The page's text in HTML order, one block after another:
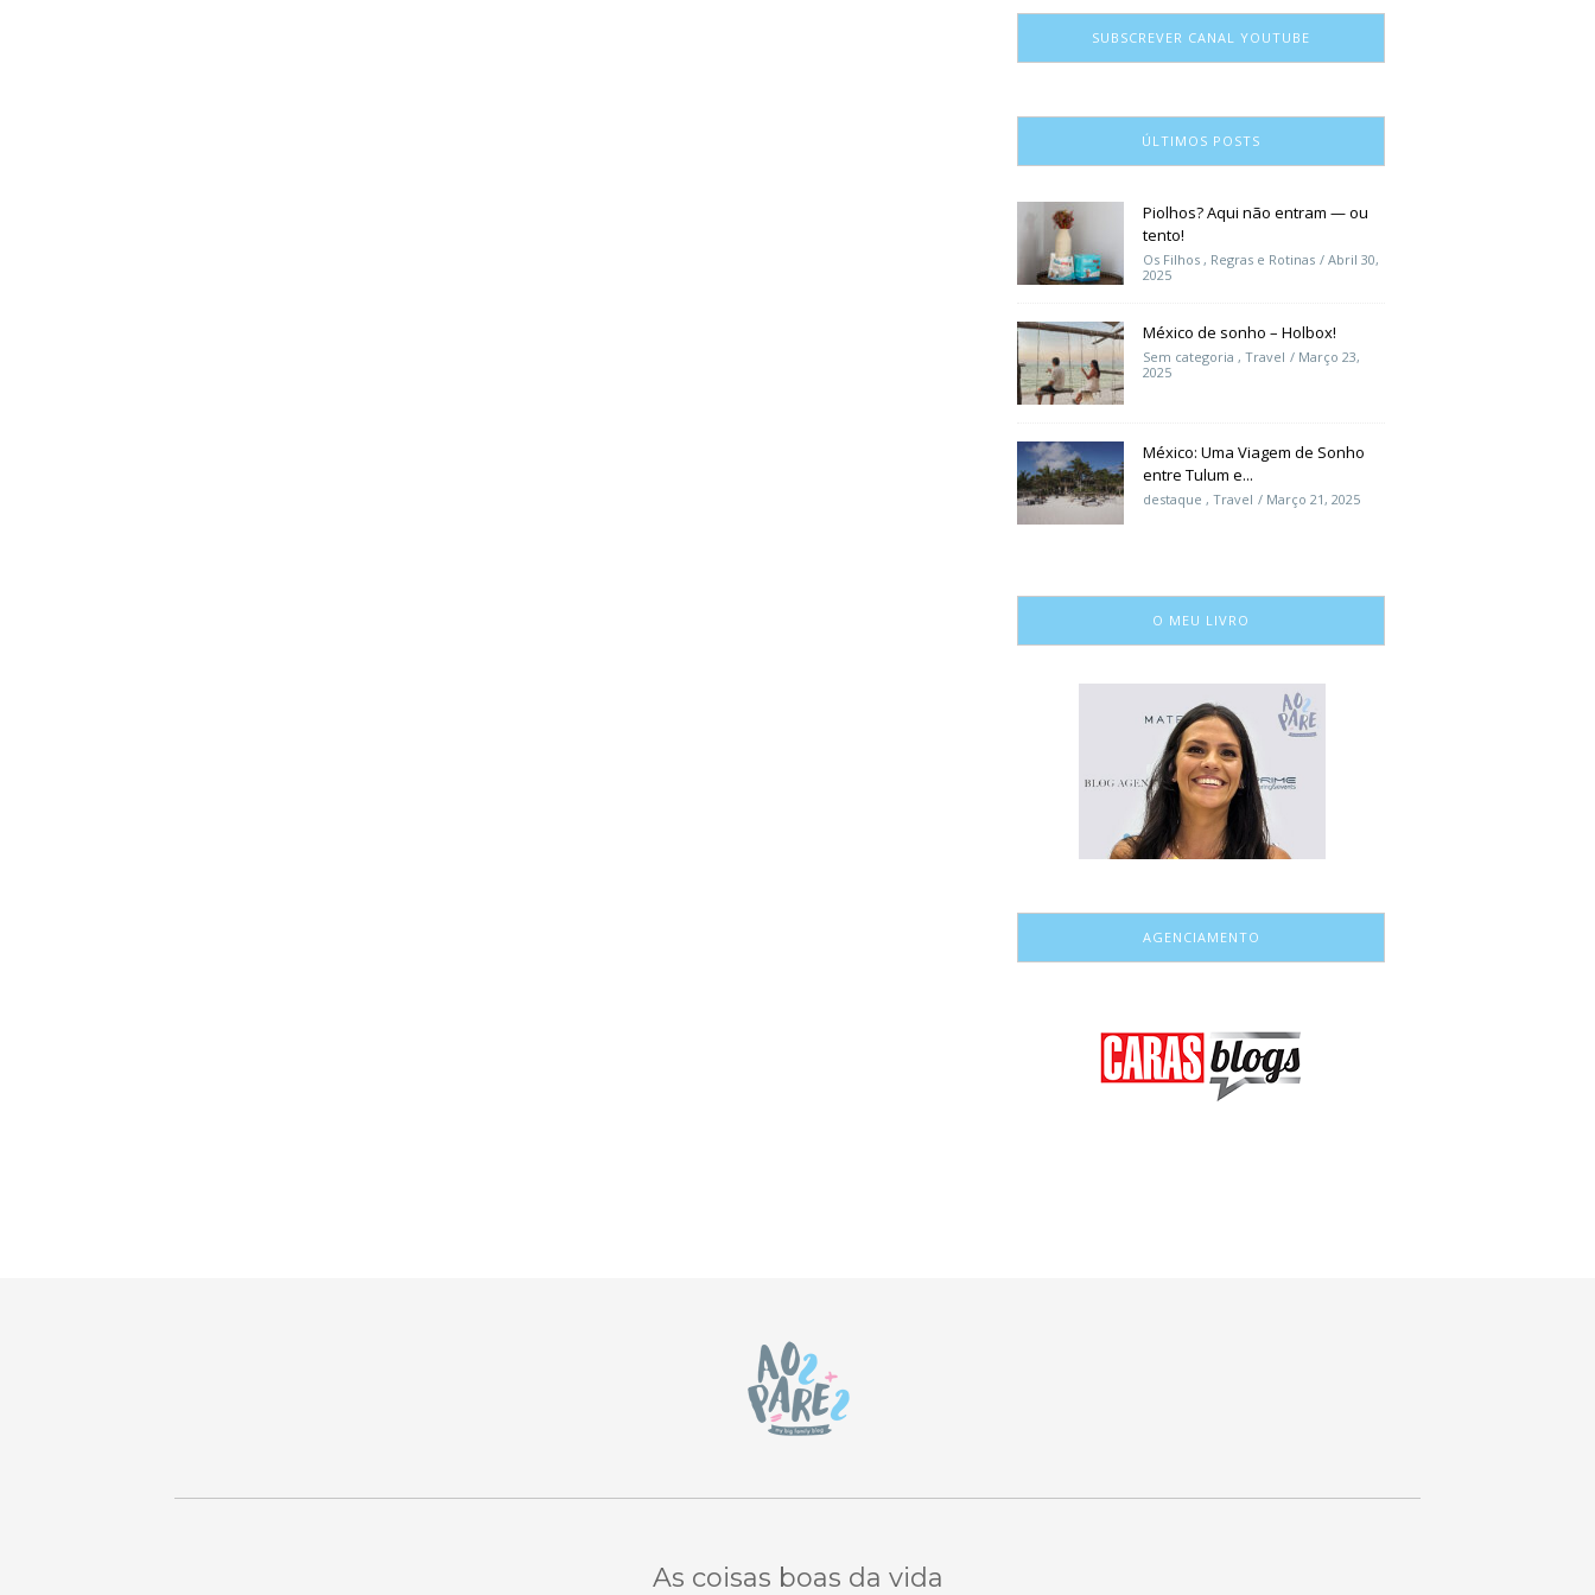
SUBSCREVER CANAL YOUTUBE
ÚLTIMOS POSTS
Piolhos? Aqui não entram — ou
tento!
Os Filhos , Regras e Rotinas
Abril 30,
2025
México de sonho – Holbox!
Sem categoria , Travel
Março 23,
2025
México: Uma Viagem de Sonho
entre Tulum e...
destaque , Travel Março 21, 2025
O MEU LIVRO
AGENCIAMENTO
As coisas boas da vida